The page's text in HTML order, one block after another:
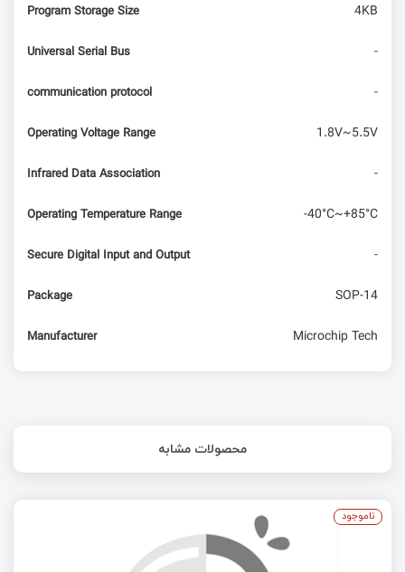
Program Storage Size 4KB
Universal Serial Bus -
communication protocol -
Operating Voltage Range 1.8V~5.5V
Infrared Data Association -
Operating Temperature Range -40°C~+85°C
Secure Digital Input and Output -
Package SOP-14
Manufacturer Microchip Tech
محصولات مشابه
ناموجود